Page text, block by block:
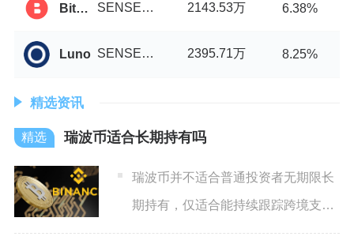
BitStorage SENSE币/USDT 2143.53万 6.38%
Luno SENSE币/USDT 2395.71万 8.25%
精选资讯
瑞波币适合长期持有吗
瑞波币并不适合普通投资者无期限长
期持有，仅适合能持续跟踪跨境支付
行业、监管政策、项目战略调